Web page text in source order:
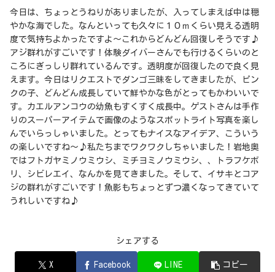
今日は、ちょっとうねりがありましたが、入ってしまえば中は穏
やかな海でした。なんといっても久々に１０ｍくらい見える透明
度で気持ちよかったですよ～これからどんどん回復しそうです♪
アジ群れがすごいです！体験ダイバーさんでも行けるくらいのと
ころにぎっしり群れているんです。透明度が回復したので良く見
えます。今日はリクエストでダンゴ三昧をしてきましたが、ピン
クの子、どんどん成長していて鮮やかな色がとってもかわいいで
す。カエルアンコウの幼魚もすくすく成長中。ゲストさんは手作
りのスーパーアイテムで画像のようなスポットライト写真を楽し
んでいらっしゃいました。とってもナイスなアイデア、こういう
の楽しいですね～♪私たちまでワクワクしちゃいました！岩地奥
ではフトガヤミノウミウシ、ミチヨミノウミウシ、、トラフケボ
リ、シビレエイ、なんかを見てきました。そして、イサキとコア
ジの群れがすごいです！魚影もちょっとずつ濃くなってきていて
うれしいですね♪
シェアする
X Facebook LINE コピー